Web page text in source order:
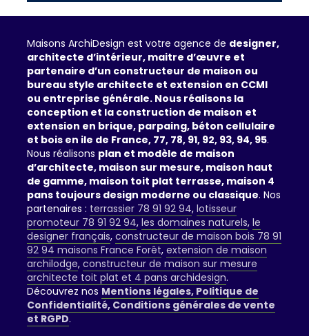
Maisons ArchiDesign est votre agence de designer,
architecte d’intérieur, maitre d’œuvre et
partenaire d’un constructeur de maison ou
bureau style architecte et extension en CCMI
ou entreprise générale. Nous réalisons la
conception et la construction de maison et
extension en brique, parpaing, béton cellulaire
et bois en ile de France, 77, 78, 91, 92, 93, 94, 95.
Nous réalisons plan et modèle de maison
d’architecte, maison sur mesure, maison haut
de gamme, maison toit plat terrasse, maison 4
pans toujours design moderne ou classique. Nos
partenaires : terrassier 78 91 92 94, lotisseur
promoteur 78 91 92 94, les domaines naturels, le
designer français, constructeur de maison bois 78 91
92 94 maisons France Forêt, extension de maison
archilodge, constructeur de maison sur mesure
architecte toit plat et 4 pans archidesign.
Découvrez nos Mentions légales, Politique de
Confidentialité, Conditions générales de vente
et RGPD.